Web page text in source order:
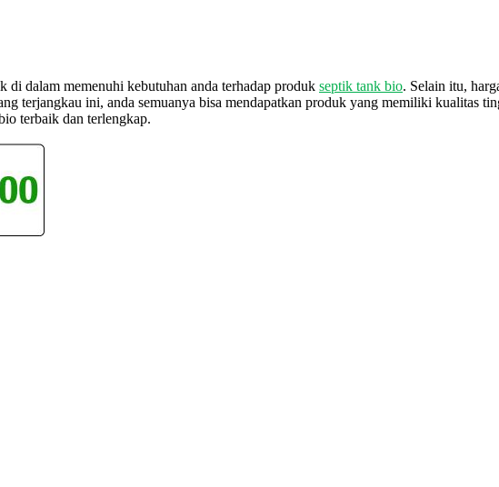
di dalam memenuhi kebutuhan anda terhadap produk septik tank bio. Selain itu,
terjangkau ini, anda semuanya bisa mendapatkan produk yang memiliki kualitas
terbaik dan terlengkap.